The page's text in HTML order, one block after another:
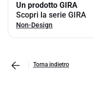
Un prodotto GIRA
Scopri la serie GIRA
Non-Design
Torna indietro